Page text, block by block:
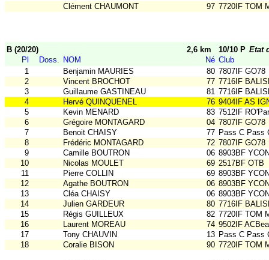
Clément CHAUMONT 97 7720IF TOM
B (20/20) 2,6 km 10/10 P Etat
Pl
Doss. NOM Né Club
1
Benjamin MAURIES 80 7807IF GO78
2
Vincent BROCHOT 77 7716IF
3
Guillaume GASTINEAU 81 7716IF
4
Hervé QUINQUENEL 76 9404IF AS
5
Kevin MENARD 83 7512IF
6
Grégoire MONTAGARD 04 7807IF GO78
7
Benoit CHAISY 77 Pass C Pass
8
Frédéric MONTAGARD 72 7807IF GO78
9
Camille BOUTRON 06 8903BF
10
Nicolas MOULET 69 2517BF OTB
11
Pierre COLLIN 69 8903BF
12
Agathe BOUTRON 06 8903BF
13
Cléa CHAISY 06 8903BF
14
Julien GARDEUR 80 7716IF
15
Régis GUILLEUX 82 7720IF TOM
16
Laurent MOREAU 74 9502IF
17
Tony CHAUVIN 13 Pass C Pass
18
Coralie BISON 90 7720IF TOM